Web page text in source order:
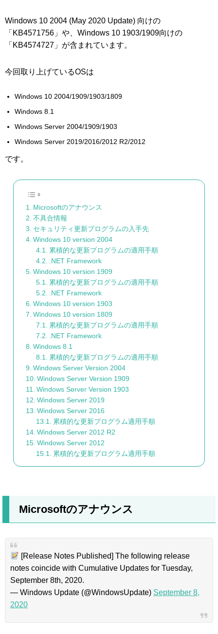
Windows 10 2004 (May 2020 Update) 向けの
「KB4571756」や、Windows 10 1903/1909向けの
「KB4574727」が含まれています。
今回取り上げているOSは
Windows 10 2004/1909/1903/1809
Windows 8.1
Windows Server 2004/1909/1903
Windows Server 2019/2016/2012 R2/2012
です。
Microsoftのアナウンス
不具合情報
セキュリティ更新プログラムの入手先
Windows 10 version 2004
累積的な更新プログラムの適用手順
.NET Framework
Windows 10 version 1909
累積的な更新プログラムの適用手順
.NET Framework
Windows 10 version 1903
Windows 10 version 1809
累積的な更新プログラムの適用手順
.NET Framework
Windows 8.1
累積的な更新プログラムの適用手順
Windows Server Version 2004
Windows Server Version 1909
Windows Server Version 1903
Windows Server 2019
Windows Server 2016
累積的な更新プログラム適用手順
Windows Server 2012 R2
Windows Server 2012
累積的な更新プログラム適用手順
Microsoftのアナウンス
[Release Notes Published] The following release
notes coincide with Cumulative Updates for Tuesday,
September 8th, 2020.
— Windows Update (@WindowsUpdate) September 8,
2020